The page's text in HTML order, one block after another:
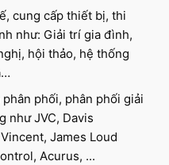
cung cấp thiết bị, thi
như: Giải trí gia đình,
hội thảo, hệ thống
phối, phân phối giải
như JVC, Davis
James Loud
Acurus, ...